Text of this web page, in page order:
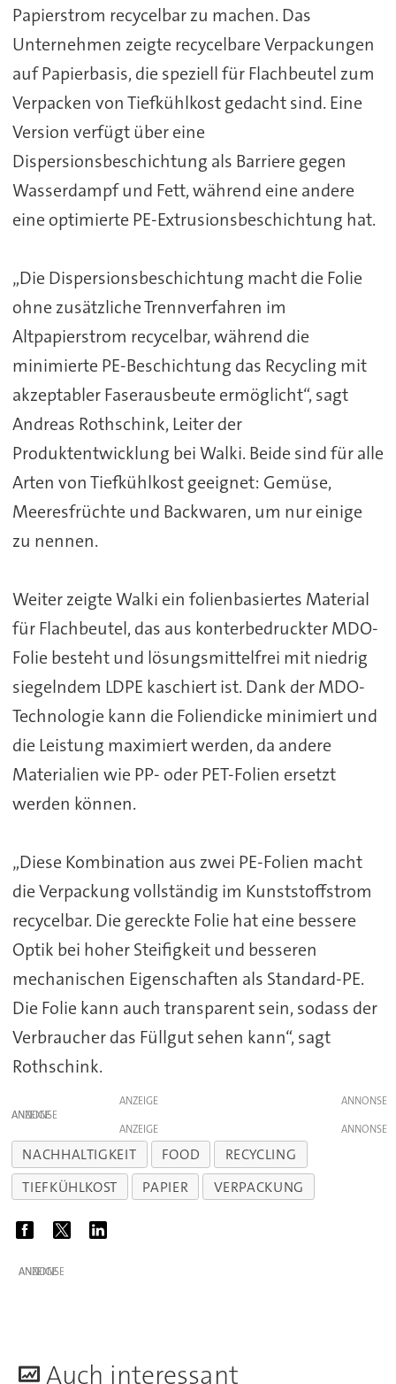
Papierstrom recycelbar zu machen. Das
Unternehmen zeigte recycelbare Verpackungen
auf Papierbasis, die speziell für Flachbeutel zum
Verpacken von Tiefkühlkost gedacht sind. Eine
Version verfügt über eine
Dispersionsbeschichtung als Barriere gegen
Wasserdampf und Fett, während eine andere
eine optimierte PE-Extrusionsbeschichtung hat.
„Die Dispersionsbeschichtung macht die Folie
ohne zusätzliche Trennverfahren im
Altpapierstrom recycelbar, während die
minimierte PE-Beschichtung das Recycling mit
akzeptabler Faserausbeute ermöglicht“, sagt
Andreas Rothschink, Leiter der
Produktentwicklung bei Walki. Beide sind für alle
Arten von Tiefkühlkost geeignet: Gemüse,
Meeresfrüchte und Backwaren, um nur einige
zu nennen.
Weiter zeigte Walki ein folienbasiertes Material
für Flachbeutel, das aus konterbedruckter MDO-
Folie besteht und lösungsmittelfrei mit niedrig
siegelndem LDPE kaschiert ist. Dank der MDO-
Technologie kann die Foliendicke minimiert und
die Leistung maximiert werden, da andere
Materialien wie PP- oder PET-Folien ersetzt
werden können.
„Diese Kombination aus zwei PE-Folien macht
die Verpackung vollständig im Kunststoffstrom
recycelbar. Die gereckte Folie hat eine bessere
Optik bei hoher Steifigkeit und besseren
mechanischen Eigenschaften als Standard-PE.
Die Folie kann auch transparent sein, sodass der
Verbraucher das Füllgut sehen kann“, sagt
Rothschink.
ANZEIGE
ANZEIGE
ANZEIGE
NACHHALTIGKEIT FOOD
RECYCLING
TIEFKÜHLKOST
PAPIER VERPACKUNG
ANZEIGE
Auch interessant